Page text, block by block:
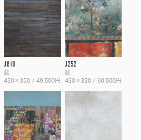
J810
綿
430×350 / 49,500円
J252
綿
430×320 / 60,500円